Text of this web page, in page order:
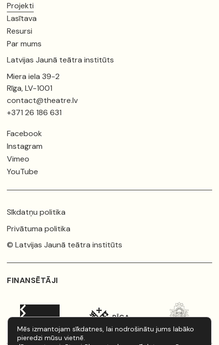
Projekti
Lasītava
Resursi
Par mums
Latvijas Jaunā teātra institūts
Miera iela 39-2
Rīga, LV-1001
contact@theatre.lv
+371 26 186 631
Facebook
Instagram
Vimeo
YouTube
Sīkdatņu politika
Privātuma politika
© Latvijas Jaunā teātra institūts
FINANSĒTĀJI
Mēs izmantojam sīkdatnes, lai nodrošinātu jums labāko
pieredzi mūsu vietnē.